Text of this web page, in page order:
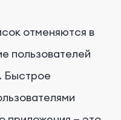
отменяются в
пользователей
Быстрое